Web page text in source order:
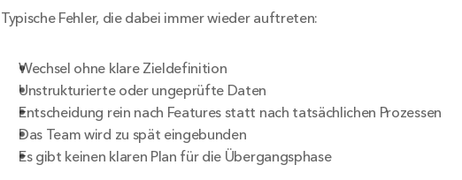
Typische Fehler, die dabei immer wieder auftreten:
Wechsel ohne klare Zieldefinition
Unstrukturierte oder ungeprüfte Daten
Entscheidung rein nach Features statt nach tatsächlichen Prozessen
Das Team wird zu spät eingebunden
Es gibt keinen klaren Plan für die Übergangsphase